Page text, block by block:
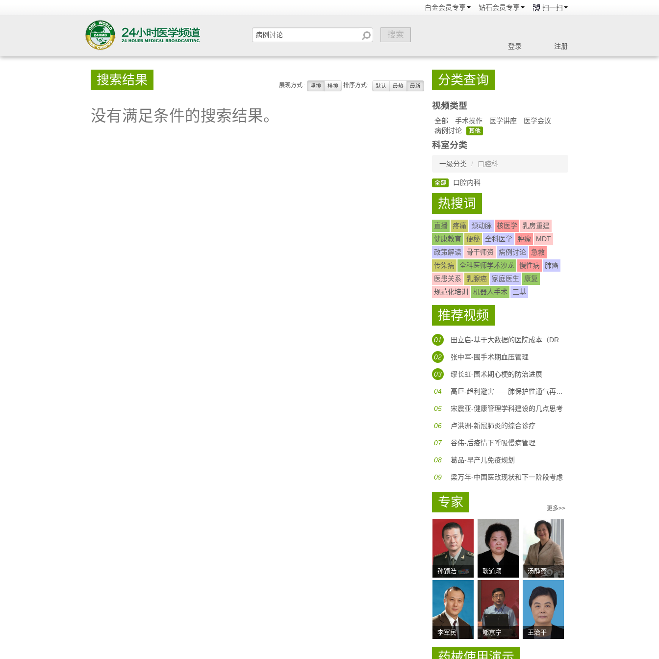
白金会员专享 钻石会员专享 扫一扫
登录 注册
搜索结果 展现方式 : 竖排 横排 排序方式: 默认 最热 最新
没有满足条件的搜索结果。
分类查询
视频类型
全部 手术操作 医学讲座
医学会议
病例讨论
其他
科室分类
一级分类 / 口腔科
全部 口腔内科
热搜词
直播 疼痛 颈动脉 核医学
乳房重建
健康教育
便秘 全科医学 肿瘤
MDT
政策解读
骨干师资 病例讨论
急救
传染病
全科医师学术沙龙 慢性病
肺癌
医患关系
乳腺癌 家庭医生
康复
规范化培训
机器人手术 三基
推荐视频
01 田立启-基于大数据的医院成本（DRG DIP)核算体系构建
02 张中军-围手术期血压管理
03 缪长虹-围术期心梗的防治进展
04 高巨-趋利避害——肺保护性通气再认识
05 宋震亚-健康管理学科建设的几点思考
06 卢洪洲-新冠肺炎的综合诊疗
07 谷伟-后疫情下呼吸慢病管理
08 葛品-早产儿免疫规划
09 梁万年-中国医改现状和下一阶段考虑
专家 更多>>
孙颖浩 耿道颖 汤静燕
李军民 郇京宁 王治平